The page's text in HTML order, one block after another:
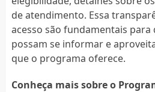
de atendimento. Essa
acesso são fundamentais para
possam se informar e
que o programa oferece.
Conheça mais sobre o